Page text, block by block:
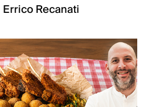
Recanati